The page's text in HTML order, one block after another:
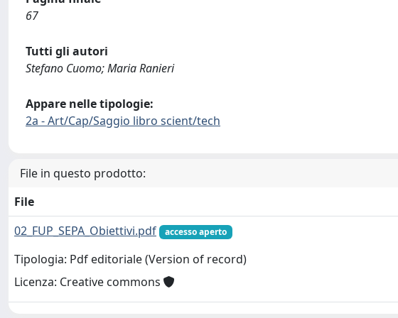
67
Tutti gli autori
Stefano Cuomo; Maria Ranieri
Appare nelle tipologie:
2a - Art/Cap/Saggio libro scient/tech
File in questo prodotto:
File
02_FUP_SEPA_Obiettivi.pdf
accesso aperto
Tipologia: Pdf editoriale (Version of record)
Licenza: Creative commons